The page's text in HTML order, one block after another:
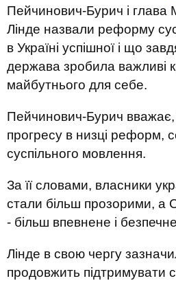
Пейчинович-Бурич і глава
Лінде назвали реформу
в Україні успішної і що
держава зробила важливі
майбутнього для себе.
Пейчинович-Бурич
прогресу в низці реформ,
суспільного мовлення.
За її словами, власники
стали більш прозорими, а
- більш впевнене і
Лінде в свою чергу
продовжить підтримувати